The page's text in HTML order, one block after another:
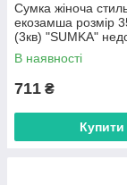
Сумка жіноча
екозамша розмір
(3кв) "SUMKA"
гуртом від прямого
постачальника
В наявності
711 ₴
Купити